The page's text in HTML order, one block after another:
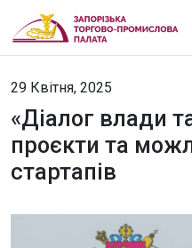
29 Квітня, 2025
«Діалог влади
проєкти та
стартапів